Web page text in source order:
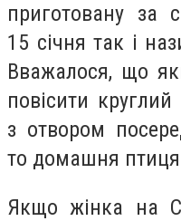
приготовану за
15 січня так і
Вважалося, що
повісити
з отвором
то домашня птиця
Якщо жінка на